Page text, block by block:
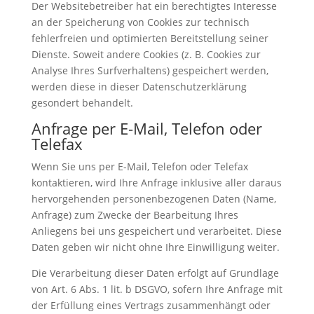
Der Websitebetreiber hat ein berechtigtes Interesse
an der Speicherung von Cookies zur technisch
fehlerfreien und optimierten Bereitstellung seiner
Dienste. Soweit andere Cookies (z. B. Cookies zur
Analyse Ihres Surfverhaltens) gespeichert werden,
werden diese in dieser Datenschutzerklärung
gesondert behandelt.
Anfrage per E-Mail, Telefon oder
Telefax
Wenn Sie uns per E-Mail, Telefon oder Telefax
kontaktieren, wird Ihre Anfrage inklusive aller daraus
hervorgehenden personenbezogenen Daten (Name,
Anfrage) zum Zwecke der Bearbeitung Ihres
Anliegens bei uns gespeichert und verarbeitet. Diese
Daten geben wir nicht ohne Ihre Einwilligung weiter.
Die Verarbeitung dieser Daten erfolgt auf Grundlage
von Art. 6 Abs. 1 lit. b DSGVO, sofern Ihre Anfrage mit
der Erfüllung eines Vertrags zusammenhängt oder